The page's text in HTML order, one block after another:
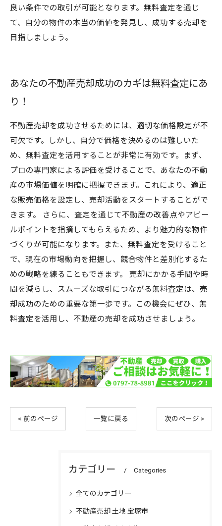
良い条件での取引が可能となります。無料査定を通じ
て、自分の物件の本当の価値を発見し、成功する売却を
目指しましょう。
あなたの不動産売却成功のカギは無料査定にあ
り！
不動産売却を成功させるためには、適切な価格設定が不
可欠です。しかし、自分で価格を決めるのは難しいた
め、無料査定を活用することが非常に有効です。まず、
プロの専門家による評価を受けることで、あなたの不動
産の市場価値を明確に把握できます。これにより、適正
な販売価格を設定し、売却活動をスタートすることがで
きます。 さらに、査定を通じて不動産の改善点やアピー
ルポイントを指摘してもらえるため、より魅力的な物件
づくりが可能になります。また、無料査定を受けること
で、現在の市場動向を把握し、競合物件と差別化するた
めの戦略を練ることもできます。 売却にかかる手間や時
間を減らし、スムーズな取引につながる無料査定は、売
却成功のための重要な第一歩です。この機会にぜひ、無
料査定を活用し、不動産の売却を成功させましょう。
< 前のページ 一覧に戻る 次のページ >
カテゴリー Categories
全てのカテゴリー
不動産売却 土地 宝塚市